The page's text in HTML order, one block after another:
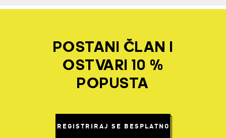
POSTANI ČLAN I
OSTVARI 10 %
POPUSTA
REGISTRIRAJ SE BESPLATNO